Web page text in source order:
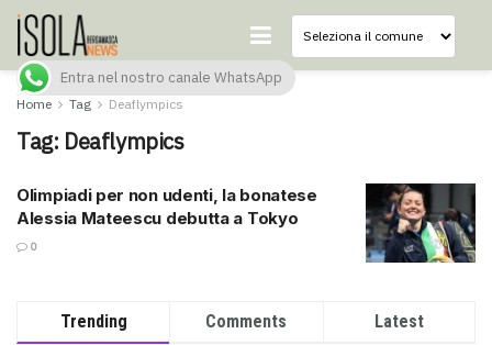
Home Tag Deaflympics
Tag: Deaflympics
Olimpiadi per non udenti, la bonatese
Alessia Mateescu debutta a Tokyo
0
Trending Comments Latest
Entra nel nostro canale WhatsApp